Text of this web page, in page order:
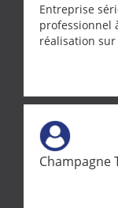
Entreprise
professionnel
réalisation
Champagne